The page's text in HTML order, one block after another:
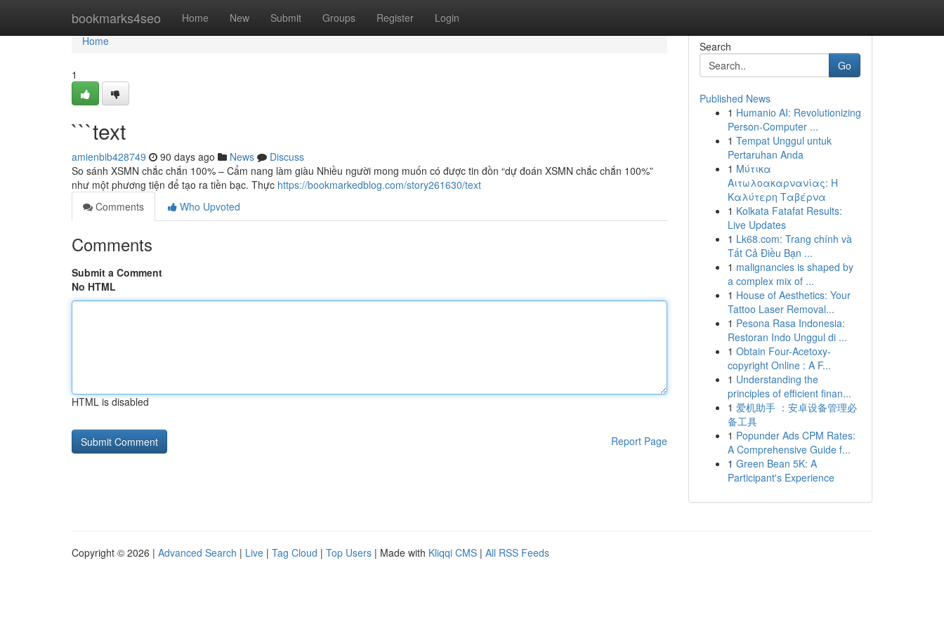
bookmarks4seo Home New Submit Groups Register Login
Home
Home
1
```text
amienbib428749 90 days ago News
Discuss
So sánh XSMN chắc chắn 100% – Cẩm nang làm giàu Nhiều người mong muốn có được tin đồn “dự đoán XSMN chắc chắn 100%”
như một phương tiện để tạo ra tiền bạc. Thực https://bookmarkedblog.com/story261630/text
Comments
Who Upvoted
Comments
Submit a Comment
No HTML
HTML is disabled
Report Page
Search
Go
Published News
1 Humanio AI: Revolutionizing
Person-Computer ...
1 Tempat Unggul untuk
Pertaruhan Anda
1 Μύτικα
Αιτωλοακαρνανίας: Η
Καλύτερη Ταβέρνα
1 Kolkata Fatafat Results:
Live Updates
1 Lk68.com: Trang chính và
Tất Cả Điều Bạn ...
1 malignancies is shaped by
a complex mix of ...
1 House of Aesthetics: Your
Tattoo Laser Removal...
1 Pesona Rasa Indonesia:
Restoran Indo Unggul di ...
1 Obtain Four-Acetoxy-
copyright Online : A F...
1 Understanding the
principles of efficient finan...
1 爱机助手 ：安卓设备管理必
备工具
1 Popunder Ads CPM Rates:
A Comprehensive Guide f...
1 Green Bean 5K: A
Participant's Experience
Copyright © 2026 | Advanced Search | Live | Tag Cloud | Top Users | Made with Kliqqi CMS | All RSS Feeds